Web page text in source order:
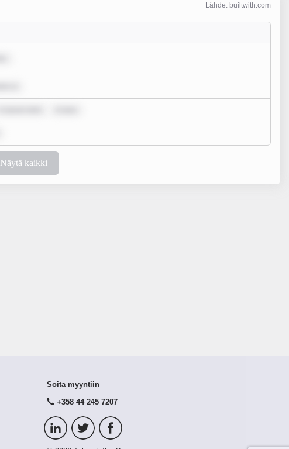
Lähde: builtwith.com
Näytä kaikki
Soita myyntiin
+358 44 245 7207